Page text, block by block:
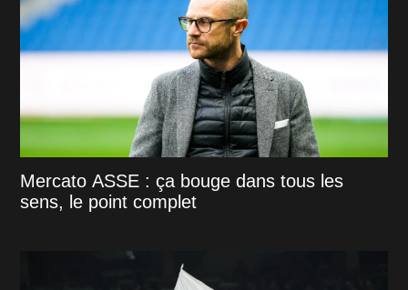
Mercato ASSE : ça bouge dans tous les
sens, le point complet